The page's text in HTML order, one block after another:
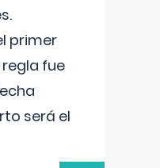
primer
fue
será el